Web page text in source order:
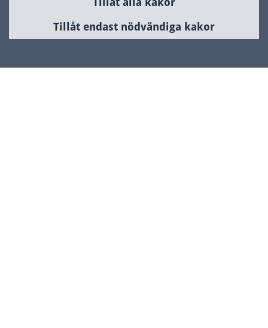
Tillåt endast nödvändiga kakor
Samhällsbyggnad & utveckling